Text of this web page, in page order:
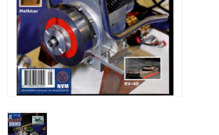
ABONNEMENT DER
MODELLBAUER
Baubeschreibungen